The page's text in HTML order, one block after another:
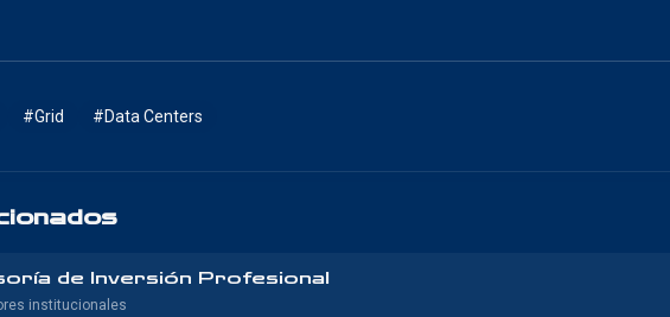
#Grid #Data Centers
de Inversión Profesional
institucionales